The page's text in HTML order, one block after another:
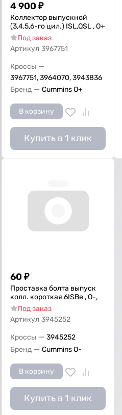
4 900 ₽
Коллектор выпускной
(3,4,5,6-го цил.) ISL,QSL , О+
Под заказ
Артикул 3967751
Кроссы —
3967751, 3964070, 3943836
Бренд — Cummins O+
В корзину
Купить в 1 клик
60 ₽
Проставка болта выпуск
колл. короткая 6ISBe , O-,
Под заказ
Артикул 3945252
Кроссы — 3945252
Бренд — Cummins O-
В корзину
Купить в 1 клик